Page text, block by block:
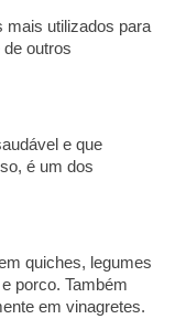
mais utilizados para
outros
e que
é um dos
quiches, legumes
porco. Também
em vinagretes.